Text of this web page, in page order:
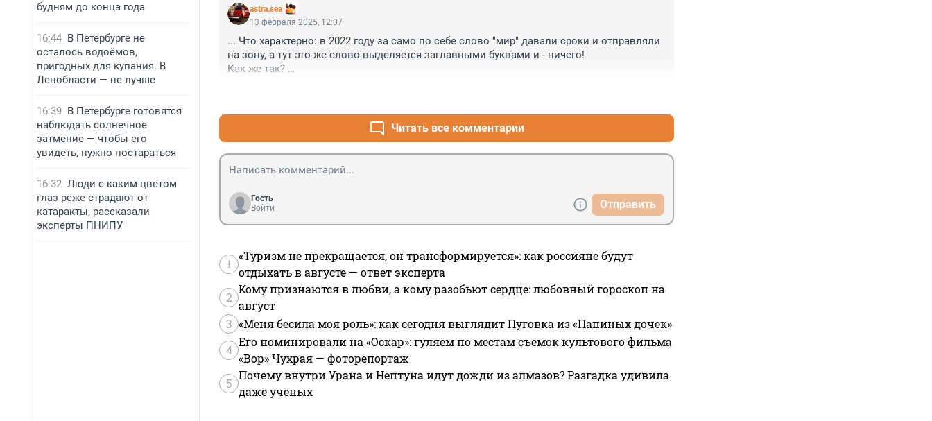
будням до конца года
16:44 В Петербурге не
осталось водоёмов,
пригодных для купания. В
Ленобласти — не лучше
16:39 В Петербурге готовятся
наблюдать солнечное
затмение — чтобы его
увидеть, нужно постараться
16:32 Люди с каким цветом
глаз реже страдают от
катаракты, рассказали
эксперты ПНИПУ
astra.sea
13 февраля 2025, 12:07
... Что характерно: в 2022 году за само по себе слово "мир" давали сроки и отправляли
на зону, а тут это же слово выделяется заглавными буквами и - ничего!
Как же так?
Читать все комментарии
Гость
Войти
Отправить
1
«Туризм не прекращается, он трансформируется»: как россияне будут
отдыхать в августе — ответ эксперта
2
Кому признаются в любви, а кому разобьют сердце: любовный гороскоп на
август
3 «Меня бесила моя роль»: как сегодня выглядит Пуговка из «Папиных дочек»
4
Его номинировали на «Оскар»: гуляем по местам съемок культового фильма
«Вор» Чухрая — фоторепортаж
5
Почему внутри Урана и Нептуна идут дожди из алмазов? Разгадка удивила
даже ученых